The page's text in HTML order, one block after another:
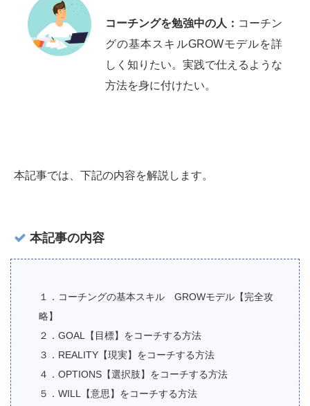
コーチングを勉強中の人： コーチン
グの基本スキルGROWモデルを詳
しく知りたい。実践で仕えるような
方法を身に付けたい。
本記事では、下記の内容を解説します。
本記事の内容
１．コーチングの基本スキル GROWモデル【完全攻
略】
２．GOAL【目標】をコーチする方法
３．REALITY【現実】をコーチする方法
４．OPTIONS【選択肢】をコーチする方法
５．WILL【意思】をコーチする方法